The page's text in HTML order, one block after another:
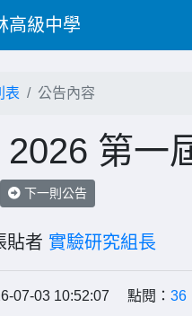
高級中學
表 公告內容
第一
下一則公告
貼者 實驗研究組長
07-03 10:52:07 點閱： 36